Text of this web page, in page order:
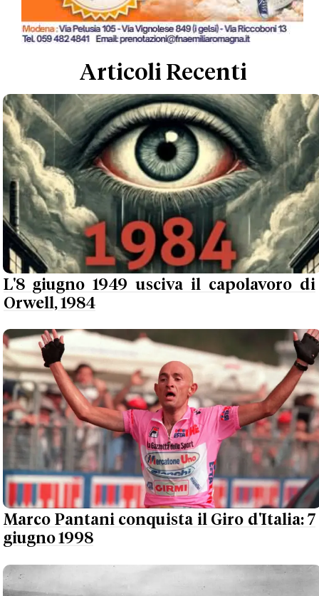
Articoli Recenti
L'8 giugno 1949 usciva il capolavoro di
Orwell, 1984
Marco Pantani conquista il Giro d'Italia: 7
giugno 1998